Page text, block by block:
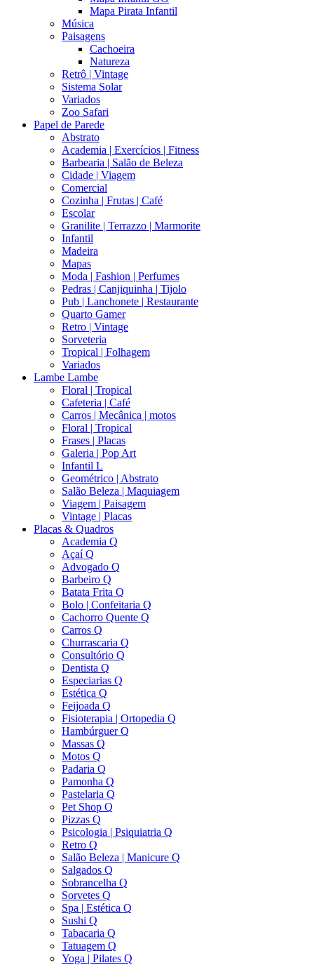
Mapa Pirata Infantil
Música
Paisagens
Cachoeira
Natureza
Retrô | Vintage
Sistema Solar
Variados
Zoo Safari
Papel de Parede
Abstrato
Academia | Exercícios | Fitness
Barbearia | Salão de Beleza
Cidade | Viagem
Comercial
Cozinha | Frutas | Café
Escolar
Granilite | Terrazzo | Marmorite
Infantil
Madeira
Mapas
Moda | Fashion | Perfumes
Pedras | Canjiquinha | Tijolo
Pub | Lanchonete | Restaurante
Quarto Gamer
Retro | Vintage
Sorveteria
Tropical | Folhagem
Variados
Lambe Lambe
Floral | Tropical
Cafeteria | Café
Carros | Mecânica | motos
Floral | Tropical
Frases | Placas
Galeria | Pop Art
Infantil L
Geométrico | Abstrato
Salão Beleza | Maquiagem
Viagem | Paisagem
Vintage | Placas
Placas & Quadros
Academia Q
Açaí Q
Advogado Q
Barbeiro Q
Batata Frita Q
Bolo | Confeitaria Q
Cachorro Quente Q
Carros Q
Churrascaria Q
Consultório Q
Dentista Q
Especiarias Q
Estética Q
Feijoada Q
Fisioterapia | Ortopedia Q
Hambúrguer Q
Massas Q
Motos Q
Padaria Q
Pamonha Q
Pastelaria Q
Pet Shop Q
Pizzas Q
Psicologia | Psiquiatria Q
Retro Q
Salão Beleza | Manicure Q
Salgados Q
Sobrancelha Q
Sorvetes Q
Spa | Estética Q
Sushi Q
Tabacaria Q
Tatuagem Q
Yoga | Pilates Q